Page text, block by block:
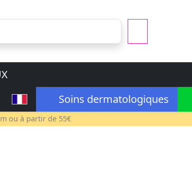
Soins dermatologiques
ou à partir de 55€